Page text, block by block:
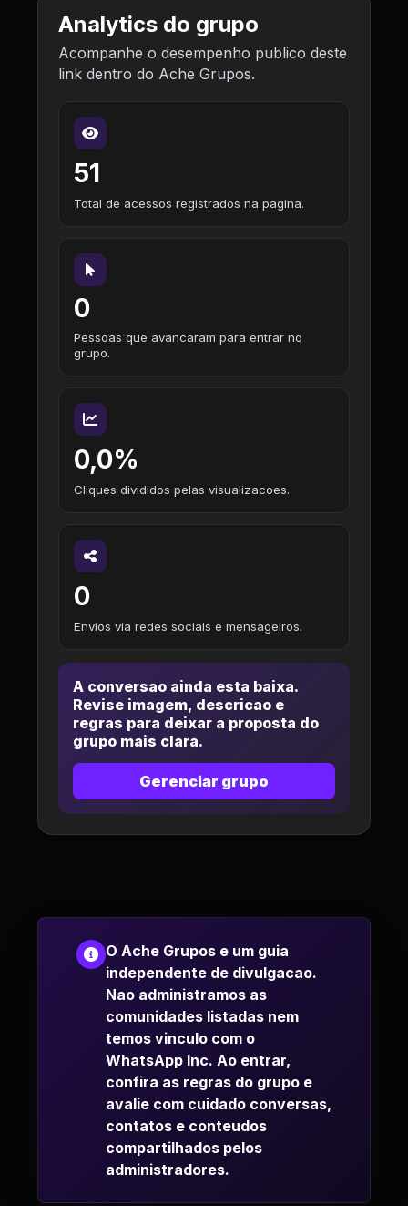
Analytics do grupo
Acompanhe o desempenho publico deste
link dentro do Ache Grupos.
51
Total de acessos registrados na pagina.
0
Pessoas que avancaram para entrar no
grupo.
0,0%
Cliques divididos pelas visualizacoes.
0
Envios via redes sociais e mensageiros.
A conversao ainda esta baixa.
Revise imagem, descricao e
regras para deixar a proposta do
grupo mais clara.
Gerenciar grupo
O Ache Grupos e um guia
independente de divulgacao.
Nao administramos as
comunidades listadas nem
temos vinculo com o
WhatsApp Inc. Ao entrar,
confira as regras do grupo e
avalie com cuidado conversas,
contatos e conteudos
compartilhados pelos
administradores.